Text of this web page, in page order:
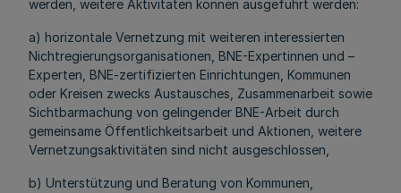
werden, weitere Aktivitäten können ausgeführt werden:
a) horizontale Vernetzung mit weiteren interessierten
Nichtregierungsorganisationen, BNE-Expertinnen und –
Experten, BNE-zertifizierten Einrichtungen, Kommunen
oder Kreisen zwecks Austausches, Zusammenarbeit sowie
Sichtbarmachung von gelingender BNE-Arbeit durch
gemeinsame Öffentlichkeitsarbeit und Aktionen, weitere
Vernetzungsaktivitäten sind nicht ausgeschlossen,
b) Unterstützung und Beratung von Kommunen,